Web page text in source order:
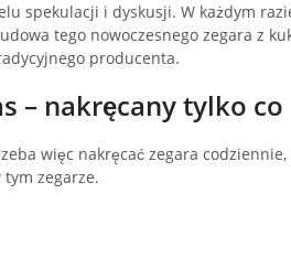
spekulacji i dyskusji. W każdym
tego nowoczesnego zegara z
producenta.
– nakręcany tylko co
więc nakręcać zegara
zegarze.